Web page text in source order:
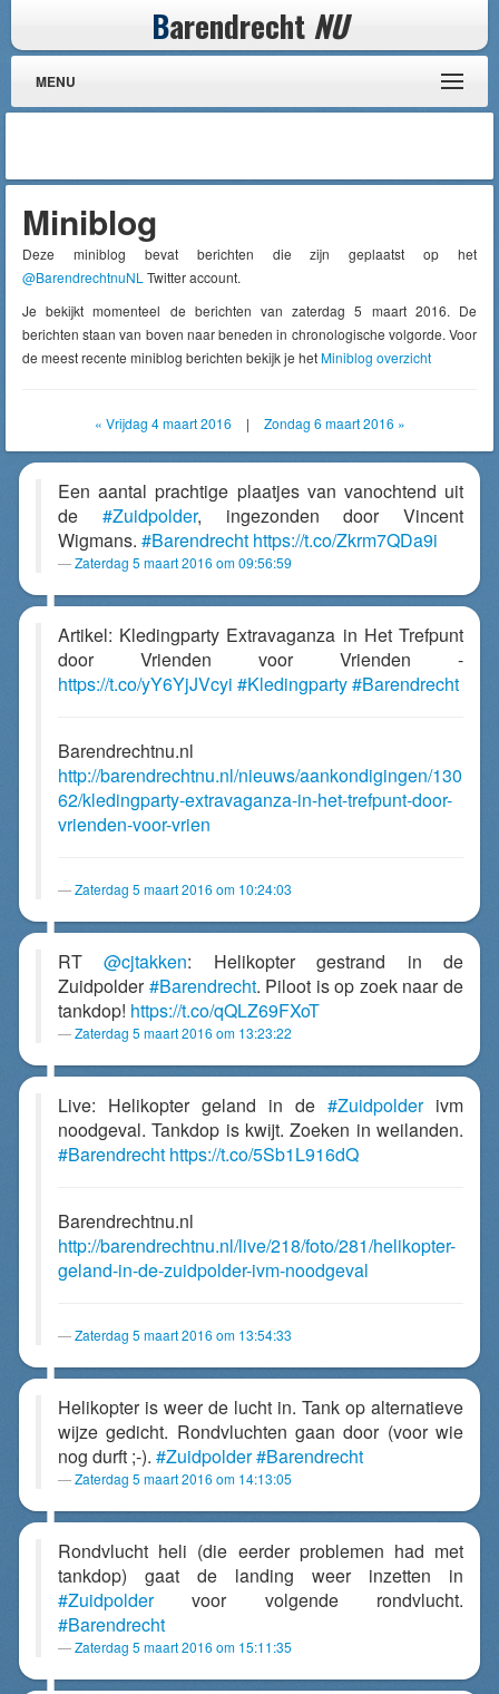
Barendrecht NU
MENU
Miniblog
Deze miniblog bevat berichten die zijn geplaatst op het
@BarendrechtnuNL Twitter account.
Je bekijkt momenteel de berichten van zaterdag 5 maart 2016. De
berichten staan van boven naar beneden in chronologische volgorde. Voor
de meest recente miniblog berichten bekijk je hetMiniblog overzicht
« Vrijdag 4 maart 2016 | Zondag 6 maart 2016 »
Een aantal prachtige plaatjes van vanochtend uit
de #Zuidpolder, ingezonden door Vincent
Wigmans. #Barendrecht https://t.co/Zkrm7QDa9i
Zaterdag 5 maart 2016 om 09:56:59
Artikel: Kledingparty Extravaganza in Het Trefpunt
door Vrienden voor Vrienden -
https://t.co/yY6YjJVcyi #Kledingparty#Barendrecht
Barendrechtnu.nl
http://barendrechtnu.nl/nieuws/aankondigingen/130
62/kledingparty-extravaganza-in-het-trefpunt-door-
vrienden-voor-vrien
Zaterdag 5 maart 2016 om 10:24:03
RT@cjtakken: Helikopter gestrand in de
Zuidpolder#Barendrecht. Piloot is op zoek naar de
tankdop! https://t.co/qQLZ69FXoT
Zaterdag 5 maart 2016 om 13:23:22
Live: Helikopter geland in de #Zuidpolderivm
noodgeval. Tankdop is kwijt. Zoeken in weilanden.
#Barendrecht https://t.co/5Sb1L916dQ
Barendrechtnu.nl
http://barendrechtnu.nl/live/218/foto/281/helikopter-
geland-in-de-zuidpolder-ivm-noodgeval
Zaterdag 5 maart 2016 om 13:54:33
Helikopter is weer de lucht in. Tank op alternatieve
wijze gedicht. Rondvluchten gaan door (voor wie
nog durft ;-). #Zuidpolder#Barendrecht
Zaterdag 5 maart 2016 om 14:13:05
Rondvlucht heli (die eerder problemen had met
tankdop) gaat de landing weer inzetten in
#Zuidpoldervoor volgende rondvlucht.
#Barendrecht
Zaterdag 5 maart 2016 om 15:11:35